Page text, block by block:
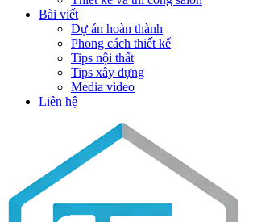
Bài viết
Dự án hoàn thành
Phong cách thiết kế
Tips nội thất
Tips xây dựng
Media video
Liên hệ